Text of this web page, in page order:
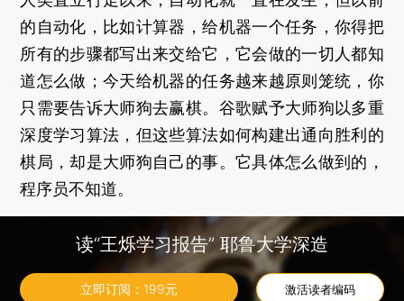
的自动化，比如计算器，给机器一个任务，你得把
所有的步骤都写出来交给它，它会做的一切人都知
道怎么做；今天给机器的任务越来越原则笼统，你
只需要告诉大师狗去赢棋。谷歌赋予大师狗以多重
深度学习算法，但这些算法如何构建出通向胜利的
棋局，却是大师狗自己的事。它具体怎么做到的，
程序员不知道。
大师狗与人类顶尖棋手鏖战60局未尝一败，也
未现任何软肋，显然比上次击败李世石时又有了本
质的进化。最令人懊恼的是，大家现在完全信服于
读“王烁学习报告” 耶鲁大学深造
立即订阅： 199元 激活读者编码